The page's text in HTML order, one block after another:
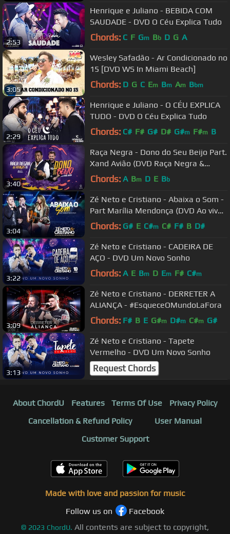
2:53
Henrique e Juliano - BEBIDA COM
SAUDADE - DVD O Céu Explica Tudo
Chords: C F Gm Bb D G A
3:05
Wesley Safadão - Ar Condicionado no
15 [DVD WS In Miami Beach]
Chords: D G C Em Bm Am Bbm
2:29
Henrique e Juliano - O CÉU EXPLICA
TUDO - DVD O Céu Explica Tudo
Chords: C# F# G# D# G#m F#m B
3:40
Raça Negra - Dono do Seu Beijo Part.
Xand Avião (DVD Raça Negra &
Amigos 2) [Video Oficial]
Chords: A Bm D E Bb
3:04
Zé Neto e Cristiano - Abaixa o Som -
Part Marília Mendonça (DVD Ao vivo
em São José do Rio Preto)
Chords: G# E C#m C# F# B D#
3:22
Zé Neto e Cristiano - CADEIRA DE
AÇO - DVD Um Novo Sonho
Chords: A E Bm D Em F# C#m
3:09
Zé Neto e Cristiano - DERRETER A
ALIANÇA - #EsqueceOMundoLaFora
Chords: F# B E G#m D#m C#m G#
3:13
Zé Neto e Cristiano - Tapete
Vermelho - DVD Um Novo Sonho
Request Chords
About ChordU Features Terms Of Use
Privacy Policy
Cancellation & Refund Policy
User Manual
Customer Support
Made with love and passion for music
Follow us on
Facebook
© 2023 ChordU. All contents are subject to copyright,